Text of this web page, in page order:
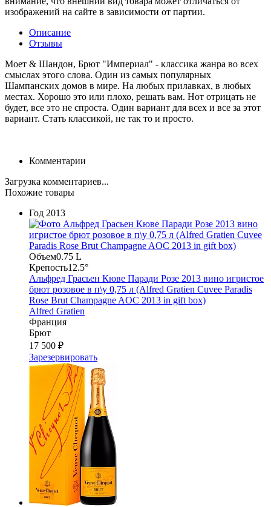
изображений на сайте в зависимости от партии.
Описание
Отзывы
Моет & Шандон, Брют "Империал" - классика жанра во всех
смыслах этого слова. Один из самых популярных
Шампанских домов в мире. На любых прилавках, в любых
местах. Хорошо это или плохо, решать вам. Нот отрицать не
будет, все это не спроста. Один вариант для всех и все за этот
вариант. Стать классикой, не так то и просто.
Комментарии
Загрузка комментариев...
Похожие товары
Год 2013
Объем0.75 L
Крепость12.5°
Альфред Грасьен Кюве Паради Розе 2013 вино игристое
брют розовое в п\у 0,75 л (Alfred Gratien Cuvee Paradis
Rose Brut Champagne AOC 2013 in gift box)
Alfred Gratien
Франция
Брют
17 500 ₽
Зарезервировать